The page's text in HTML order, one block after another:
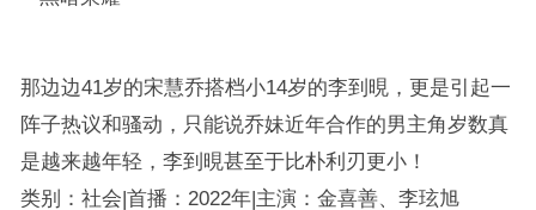
那边边41岁的宋慧乔搭档小14岁的李到晛，更是引起一
阵子热议和骚动，只能说乔妹近年合作的男主角岁数真
是越来越年轻，李到晛甚至于比朴利刃更小！
类别：社会|首播：2022年|主演：金喜善、李玹旭